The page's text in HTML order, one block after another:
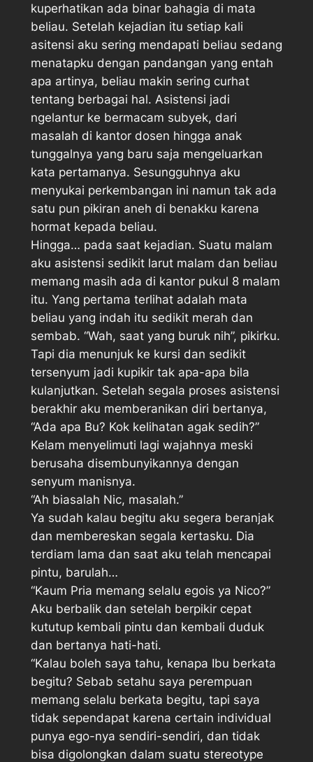
kuperhatikan ada binar bahagia di mata
beliau. Setelah kejadian itu setiap kali
asitensi aku sering mendapati beliau sedang
menatapku dengan pandangan yang entah
apa artinya, beliau makin sering curhat
tentang berbagai hal. Asistensi jadi
ngelantur ke bermacam subyek, dari
masalah di kantor dosen hingga anak
tunggalnya yang baru saja mengeluarkan
kata pertamanya. Sesungguhnya aku
menyukai perkembangan ini namun tak ada
satu pun pikiran aneh di benakku karena
hormat kepada beliau.
Hingga… pada saat kejadian. Suatu malam
aku asistensi sedikit larut malam dan beliau
memang masih ada di kantor pukul 8 malam
itu. Yang pertama terlihat adalah mata
beliau yang indah itu sedikit merah dan
sembab. “Wah, saat yang buruk nih”, pikirku.
Tapi dia menunjuk ke kursi dan sedikit
tersenyum jadi kupikir tak apa-apa bila
kulanjutkan. Setelah segala proses asistensi
berakhir aku memberanikan diri bertanya,
“Ada apa Bu? Kok kelihatan agak sedih?”
Kelam menyelimuti lagi wajahnya meski
berusaha disembunyikannya dengan
senyum manisnya.
“Ah biasalah Nic, masalah.”
Ya sudah kalau begitu aku segera beranjak
dan membereskan segala kertasku. Dia
terdiam lama dan saat aku telah mencapai
pintu, barulah…
“Kaum Pria memang selalu egois ya Nico?”
Aku berbalik dan setelah berpikir cepat
kututup kembali pintu dan kembali duduk
dan bertanya hati-hati.
“Kalau boleh saya tahu, kenapa Ibu berkata
begitu? Sebab setahu saya perempuan
memang selalu berkata begitu, tapi saya
tidak sependapat karena certain individual
punya ego-nya sendiri-sendiri, dan tidak
bisa digolongkan dalam suatu stereotype